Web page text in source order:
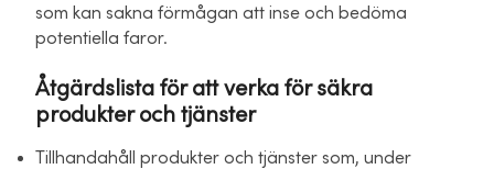
som kan sakna förmågan att inse och bedöma
potentiella faror.
Åtgärdslista för att verka för säkra
produkter och tjänster
Tillhandahåll produkter och tjänster som, under